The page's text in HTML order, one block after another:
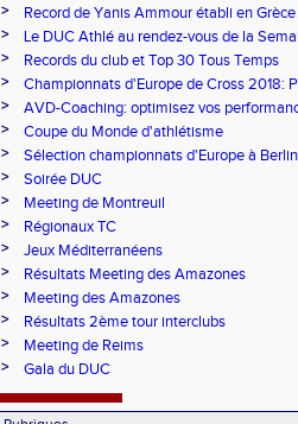
>
Record de Yanis Ammour établi en Grèce
>
Le DUC Athlé au rendez-vous de la
Paralympique et du dispositif pilote "Jeux
>
Records du club et Top 30 Tous Temps
>
Championnats d'Europe de Cross 2018:
Argent
>
AVD-Coaching: optimisez vos
mentale!
>
Coupe du Monde d'athlétisme
>
Sélection championnats d'Europe à Berlin
>
Soirée DUC
>
Meeting de Montreuil
>
Régionaux TC
>
Jeux Méditerranéens
>
Résultats Meeting des Amazones
>
Meeting des Amazones
>
Résultats 2ème tour interclubs
>
Meeting de Reims
> Gala du DUC